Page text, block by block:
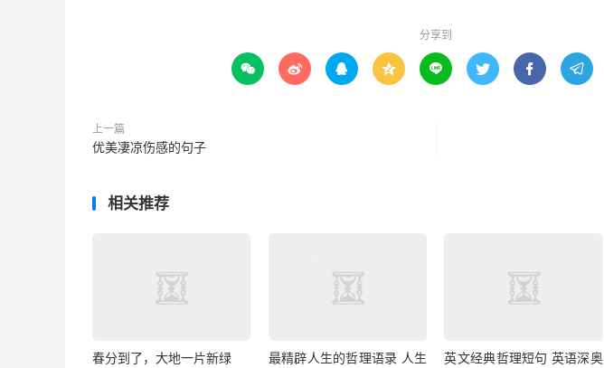
分享到
       
上一篇
优美凄凉伤感的句子
相关推荐
春分到了，大地一片新绿
最精辟人生的哲理语录 人生
英文经典哲理短句 英语深奥